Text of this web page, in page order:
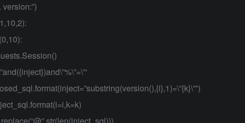
version:”)